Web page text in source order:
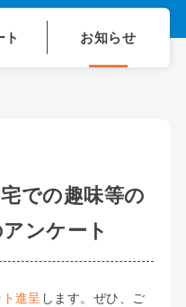
ト お知らせ
での趣味等の
ンケート
進呈 します。ぜひ、ご